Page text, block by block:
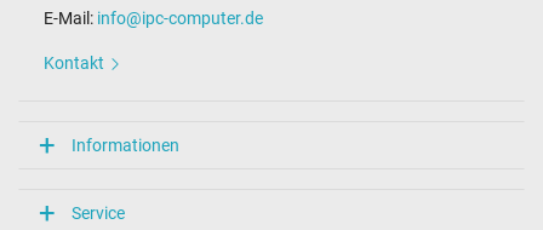
E-Mail: info@ipc-computer.de
Kontakt
Informationen
Service